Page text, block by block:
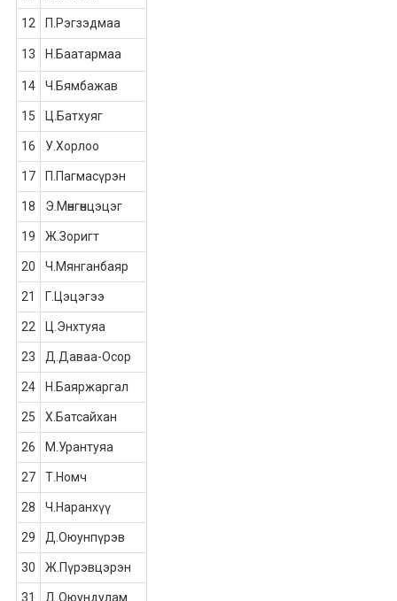
12 П.Рэгзэдмаа
13 Н.Баатармаа
14 Ч.Бямбажав
15 Ц.Батхуяг
16 У.Хорлоо
17 П.Пагмасүрэн
18 Э.Мөнгөнцэцэг
19 Ж.Зоригт
20 Ч.Мянганбаяр
21 Г.Цэцэгээ
22 Ц.Энхтуяа
23 Д.Даваа-Осор
24 Н.Баяржаргал
25 Х.Батсайхан
26 М.Урантуяа
27 Т.Номч
28 Ч.Наранхүү
29 Д.Оюунпүрэв
30 Ж.Пүрэвцэрэн
31 Д.Оюундулам